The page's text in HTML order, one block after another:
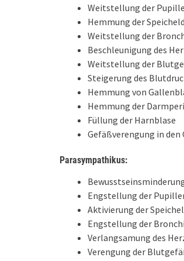
Weitstellung der
Hemmung der
Weitstellung der
Beschleunigung des
Weitstellung der
Steigerung des
Hemmung von
Hemmung der
Füllung der Harnblase
Gefäßverengung in
Parasympathikus:
Engstellung der
Aktivierung der
Engstellung der
Verlangsamung des
Verengung der